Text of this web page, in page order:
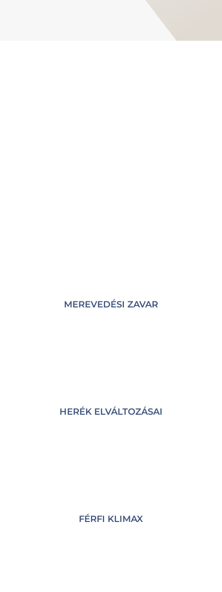
MEREVEDÉSI ZAVAR
HERÉK ELVÁLTOZÁSAI
FÉRFI KLIMAX